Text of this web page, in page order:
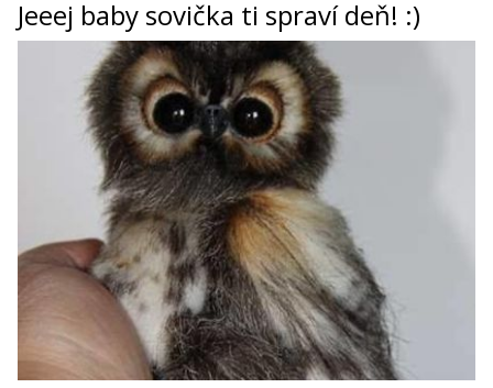
Jeeej baby sovička ti spraví deň! :)